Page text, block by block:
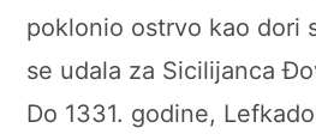
poklonio ostrvo kao dori
se udala za Sicilijanca
Do 1331. godine,